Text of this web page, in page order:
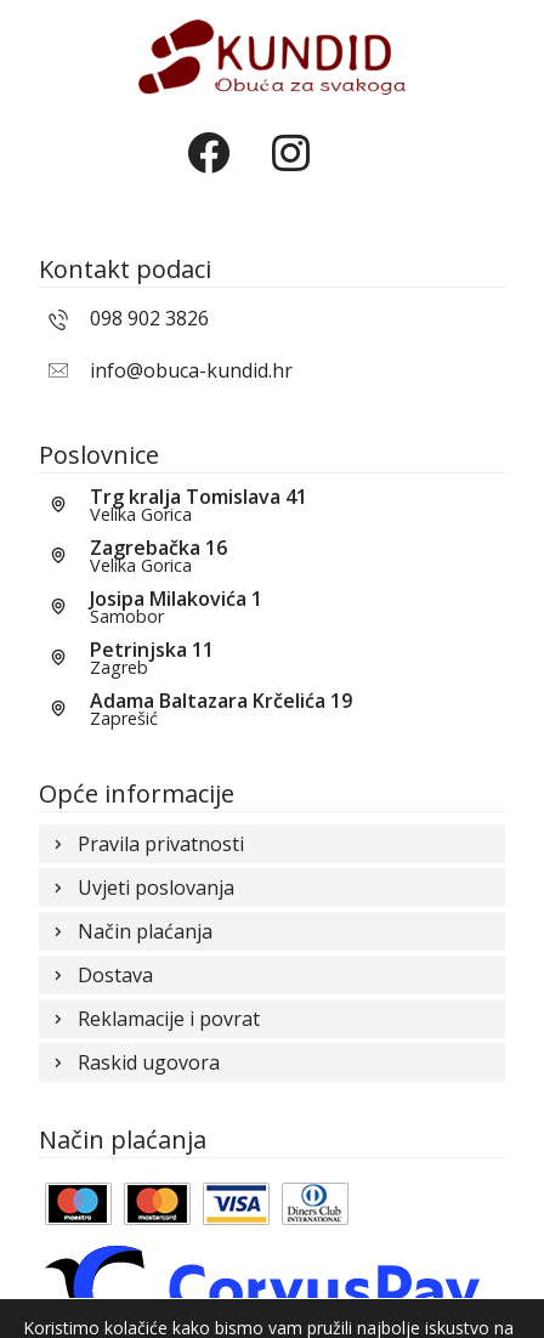
Kontakt podaci
098 902 3826
info@obuca-kundid.hr
Poslovnice
Trg kralja Tomislava 41
Velika Gorica
Zagrebačka 16
Velika Gorica
Josipa Milakovića 1
Samobor
Petrinjska 11
Zagreb
Adama Baltazara Krčelića 19
Zaprešić
Opće informacije
Pravila privatnosti
Uvjeti poslovanja
Način plaćanja
Dostava
Reklamacije i povrat
Raskid ugovora
Način plaćanja
Koristimo kolačiće kako bismo vam pružili najbolje iskustvo na